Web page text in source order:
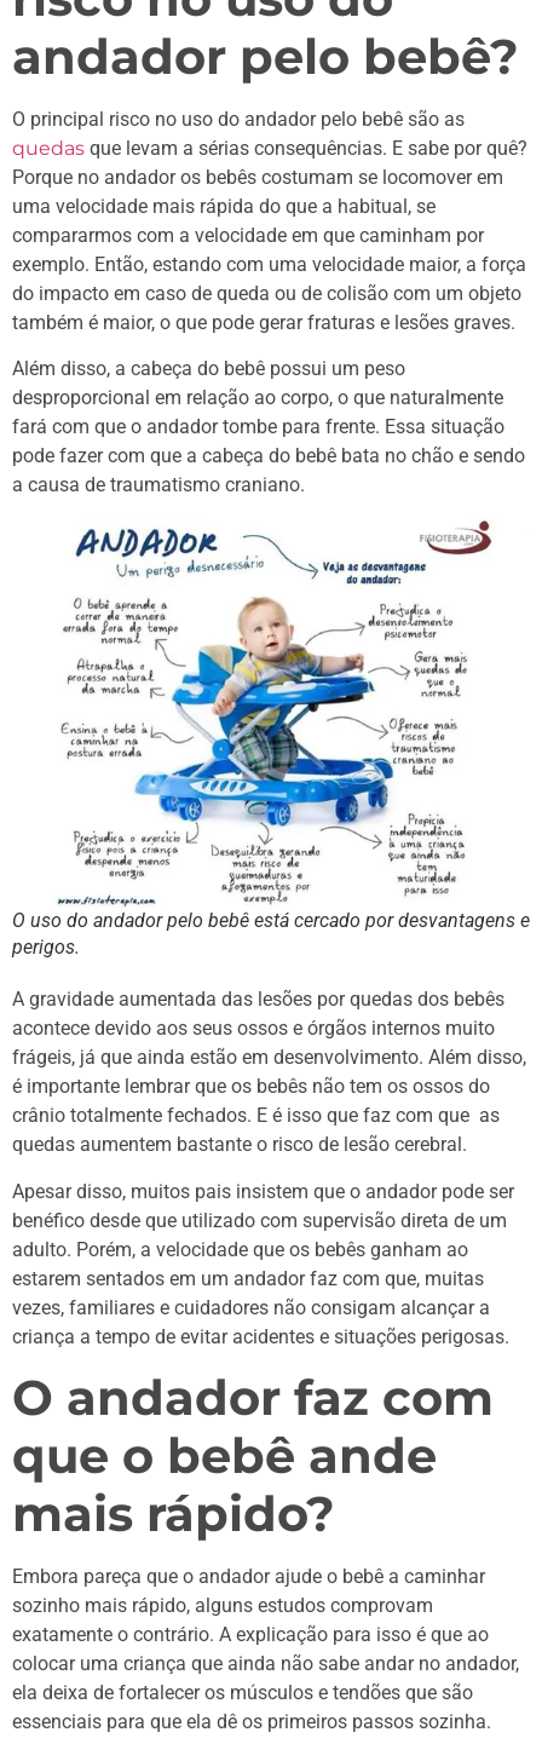
andador pelo bebê?
O principal risco no uso do andador pelo bebê são as
quedas que levam a sérias consequências. E sabe por quê?
Porque no andador os bebês costumam se locomover em
uma velocidade mais rápida do que a habitual, se
compararmos com a velocidade em que caminham por
exemplo. Então, estando com uma velocidade maior, a força
do impacto em caso de queda ou de colisão com um objeto
também é maior, o que pode gerar fraturas e lesões graves.
Além disso, a cabeça do bebê possui um peso
desproporcional em relação ao corpo, o que naturalmente
fará com que o andador tombe para frente. Essa situação
pode fazer com que a cabeça do bebê bata no chão e sendo
a causa de traumatismo craniano.
O uso do andador pelo bebê está cercado por desvantagens e
perigos.
A gravidade aumentada das lesões por quedas dos bebês
acontece devido aos seus ossos e órgãos internos muito
frágeis, já que ainda estão em desenvolvimento. Além disso,
é importante lembrar que os bebês não tem os ossos do
crânio totalmente fechados. E é isso que faz com que as
quedas aumentem bastante o risco de lesão cerebral.
Apesar disso, muitos pais insistem que o andador pode ser
benéfico desde que utilizado com supervisão direta de um
adulto. Porém, a velocidade que os bebês ganham ao
estarem sentados em um andador faz com que, muitas
vezes, familiares e cuidadores não consigam alcançar a
criança a tempo de evitar acidentes e situações perigosas.
O andador faz com
que o bebê ande
mais rápido?
Embora pareça que o andador ajude o bebê a caminhar
sozinho mais rápido, alguns estudos comprovam
exatamente o contrário. A explicação para isso é que ao
colocar uma criança que ainda não sabe andar no andador,
ela deixa de fortalecer os músculos e tendões que são
essenciais para que ela dê os primeiros passos sozinha.